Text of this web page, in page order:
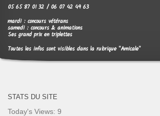
05 65 87 01 32 / 06 07 42 49 63
mardi : concours vétérans
samedi : concours & animations
Ses grand prix en triplettes
Toutes les infos sont visibles dans la rubrique "Amicale"
STATS DU SITE
Today's Views: 9